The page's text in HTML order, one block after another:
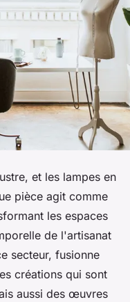
et les lampes en
pièce agit comme
les espaces
de l'artisanat
secteur, fusionne
créations qui sont
aussi des œuvres